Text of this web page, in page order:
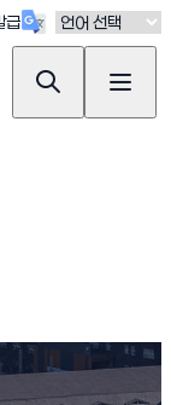
)
급(새창 열림)